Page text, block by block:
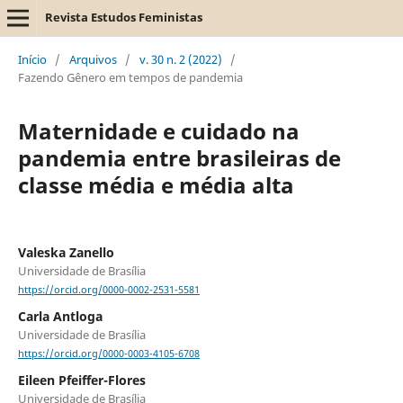
Revista Estudos Feministas
Início / Arquivos / v. 30 n. 2 (2022)
/
Fazendo Gênero em tempos de pandemia
Maternidade e cuidado na
pandemia entre brasileiras de
classe média e média alta
Valeska Zanello
Universidade de Brasília
https://orcid.org/0000-0002-2531-5581
Carla Antloga
Universidade de Brasília
https://orcid.org/0000-0003-4105-6708
Eileen Pfeiffer-Flores
Universidade de Brasília